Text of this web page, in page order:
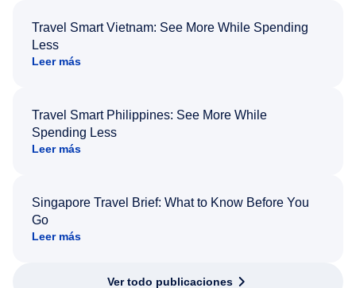
Travel Smart Vietnam: See More While Spending
Less
Leer más
Travel Smart Philippines: See More While
Spending Less
Leer más
Singapore Travel Brief: What to Know Before You
Go
Leer más
Ver todo publicaciones